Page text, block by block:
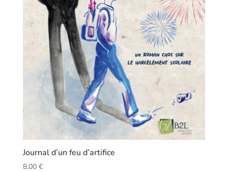
Journal d’un feu d’artifice
8,00 €